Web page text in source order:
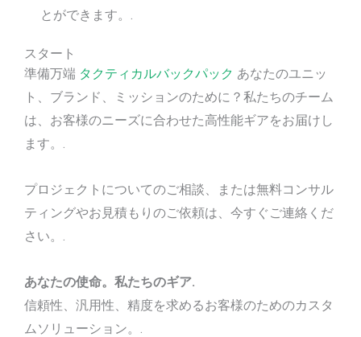
とができます。.
スタート
準備万端 タクティカルバックパック あなたのユニッ
ト、ブランド、ミッションのために？私たちのチーム
は、お客様のニーズに合わせた高性能ギアをお届けし
ます。.
プロジェクトについてのご相談、または無料コンサル
ティングやお見積もりのご依頼は、今すぐご連絡くだ
さい。.
あなたの使命。私たちのギア.
信頼性、汎用性、精度を求めるお客様のためのカスタ
ムソリューション。.